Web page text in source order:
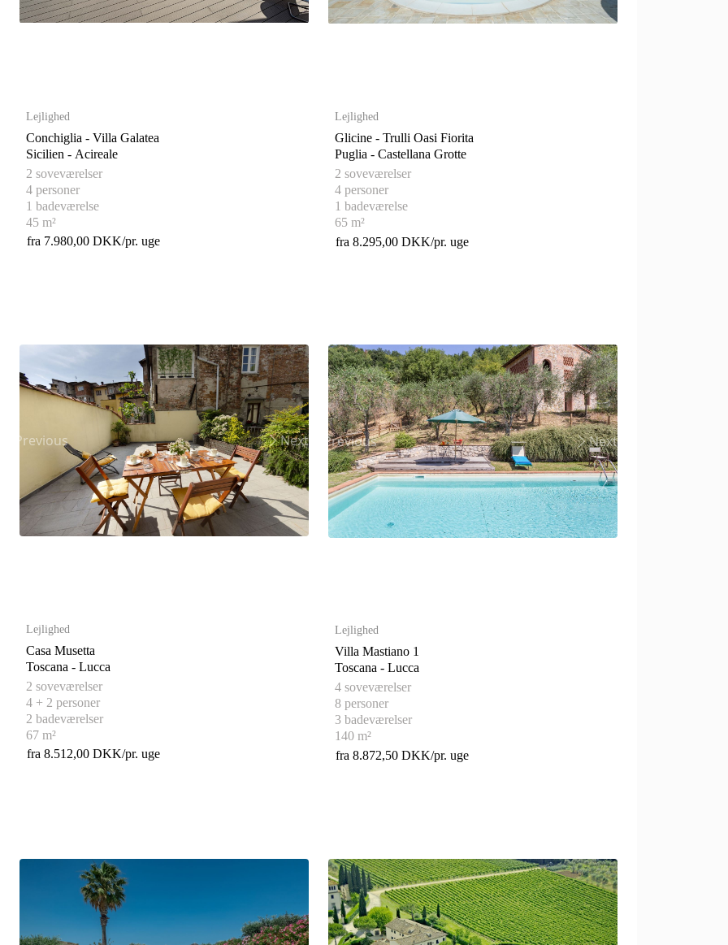
Lejlighed
Conchiglia - Villa Galatea
Sicilien - Acireale
2 soveværelser
4 personer
1 badeværelse
45 m²
fra 7.980,00 DKK/pr. uge
Lejlighed
Glicine - Trulli Oasi Fiorita
Puglia - Castellana Grotte
2 soveværelser
4 personer
1 badeværelse
65 m²
fra 8.295,00 DKK/pr. uge
Previous Next
Lejlighed
Casa Musetta
Toscana - Lucca
2 soveværelser
4 + 2 personer
2 badeværelser
67 m²
fra 8.512,00 DKK/pr. uge
Previous Next
Lejlighed
Villa Mastiano 1
Toscana - Lucca
4 soveværelser
8 personer
3 badeværelser
140 m²
fra 8.872,50 DKK/pr. uge